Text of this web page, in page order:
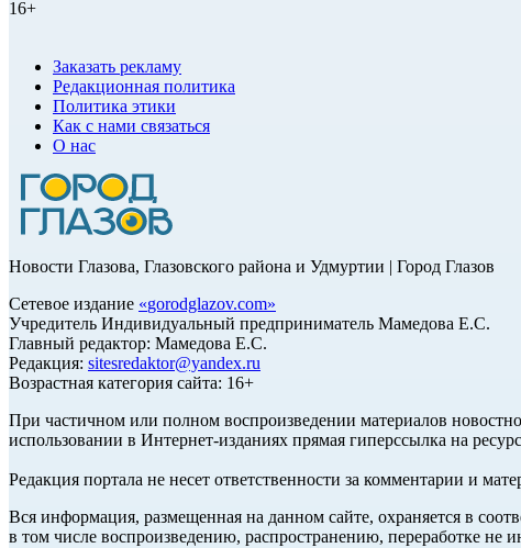
16+
Заказать рекламу
Редакционная политика
Политика этики
Как с нами связаться
О нас
Новости Глазова, Глазовского района и Удмуртии | Город Глазов
Сетевое издание «gorodglazov.com»
Учредитель Индивидуальный предприниматель Мамедова Е.С.
Главный редактор: Мамедова Е.С.
Редакция: sitesredaktor@yandex.ru
Возрастная категория сайта: 16+
При частичном или полном воспроизведении материалов
использовании в Интернет-изданиях прямая гиперссылка на
Редакция портала не несет ответственности за комментарии и
Вся информация, размещенная на данном сайте, охраняется в
в том числе воспроизведению, распространению, переработке не